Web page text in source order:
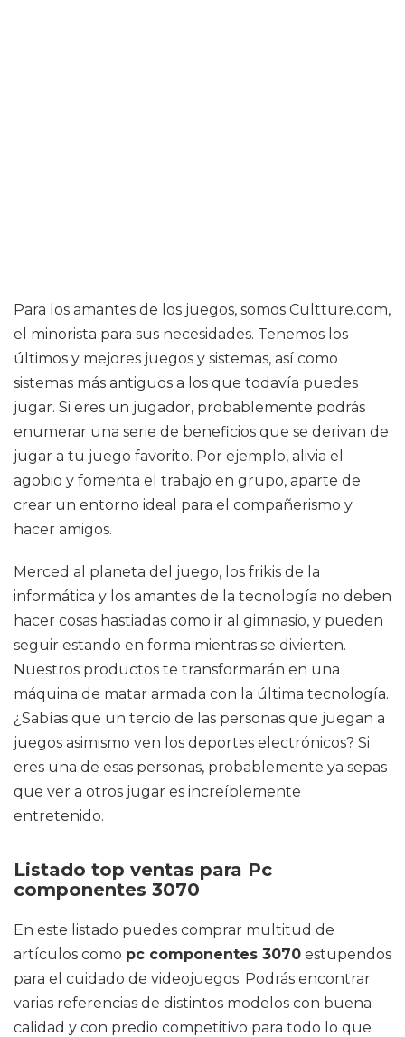
Para los amantes de los juegos, somos Cultture.com,
el minorista para sus necesidades. Tenemos los
últimos y mejores juegos y sistemas, así como
sistemas más antiguos a los que todavía puedes
jugar. Si eres un jugador, probablemente podrás
enumerar una serie de beneficios que se derivan de
jugar a tu juego favorito. Por ejemplo, alivia el
agobio y fomenta el trabajo en grupo, aparte de
crear un entorno ideal para el compañerismo y
hacer amigos.
Merced al planeta del juego, los frikis de la
informática y los amantes de la tecnología no deben
hacer cosas hastiadas como ir al gimnasio, y pueden
seguir estando en forma mientras se divierten.
Nuestros productos te transformarán en una
máquina de matar armada con la última tecnología.
¿Sabías que un tercio de las personas que juegan a
juegos asimismo ven los deportes electrónicos? Si
eres una de esas personas, probablemente ya sepas
que ver a otros jugar es increíblemente
entretenido.
Listado top ventas para Pc
componentes 3070
En este listado puedes comprar multitud de
artículos como pc componentes 3070 estupendos
para el cuidado de videojuegos. Podrás encontrar
varias referencias de distintos modelos con buena
calidad y con predio competitivo para todo lo que